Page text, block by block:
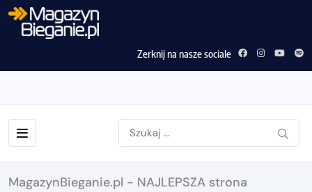
Zerknij na nasze sociale
MagazynBieganie.pl - NAJLEPSZA strona